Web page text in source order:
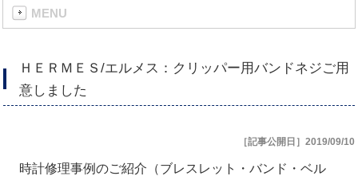
MENU
ＨＥＲＭＥＳ/エルメス：クリッパー用バンドネジご用
意しました
［記事公開日］2019/09/10
時計修理事例のご紹介（ブレスレット・バンド・ベル